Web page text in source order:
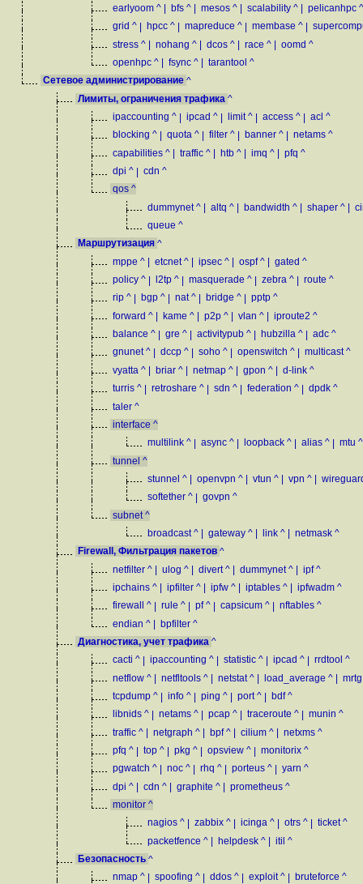
earlyoom ^ bfs ^ mesos ^ scalability ^ pelicanhpc ^
grid ^ | hpcc ^ | mapreduce ^ | membase ^ |
stress ^ | nohang ^ | dcos ^ | race ^ | oomd ^
openhpc ^ fsync ^ tarantool ^
Сетевое администрирование ^
Лимиты, ограничения трафика ^
ipaccounting ^ | ipcad ^ | limit ^ | access ^ | acl ^
blocking ^ | quota ^ | filter ^ | banner ^ | netams ^
capabilities ^ | traffic ^ | htb ^ | imq ^ | pfq ^
dpi ^ | cdn ^
qos ^
dummynet ^ | altq ^ | bandwidth ^ | shaper ^ |
queue ^
Маршрутизация ^
mppe ^ | etcnet ^ | ipsec ^ | ospf ^ | gated ^
policy ^ | l2tp ^ | masquerade ^ | zebra ^ | route ^
rip ^ | bgp ^ | nat ^ | bridge ^ | pptp ^
forward ^ | kame ^ | p2p ^ | vlan ^ | iproute2 ^
balance ^ | gre ^ | activitypub ^ | hubzilla ^ | adc ^
gnunet ^ | dccp ^ | soho ^ | openswitch ^ | multicast ^
vyatta ^ | briar ^ | netmap ^ | gpon ^ | d-link ^
turris ^ | retroshare ^ | sdn ^ | federation ^ | dpdk ^
taler ^
interface ^
multilink ^ | async ^ | loopback ^ | alias ^ | mtu ^
tunnel ^
stunnel ^ | openvpn ^ | vtun ^ | vpn ^ |
softether ^ | govpn ^
subnet ^
broadcast ^ gateway ^ link ^ netmask ^
Firewall, Фильтрация пакетов ^
netfilter ^ | ulog ^ | divert ^ | dummynet ^ | ipf ^
ipchains ^ ipfilter ^ ipfw ^ iptables ^ ipfwadm ^
firewall
^ | rule ^ | pf ^ | capsicum ^ | nftables ^
endian ^ | bpfilter ^
Диагностика, учет трафика ^
cacti ^ | ipaccounting ^ | statistic ^ | ipcad ^ | rrdtool ^
netflow ^ | netfltools ^ | netstat ^ | load_average ^ | mrtg
tcpdump ^ | info ^ | ping ^ | port ^ | bdf ^
libnids ^ | netams ^ | pcap ^ | traceroute ^ | munin ^
traffic ^ | netgraph ^ | bpf ^ | cilium ^ | netxms ^
pfq ^ | top ^ | pkg ^ | opsview ^ | monitorix ^
pgwatch ^ | noc ^ | rhq ^ | porteus ^ | yarn ^
dpi ^ | cdn ^ | graphite ^ | prometheus ^
monitor ^
nagios ^ | zabbix ^ | icinga ^ | otrs ^ | ticket ^
packetfence ^ | helpdesk ^ | itil ^
Безопасность ^
nmap ^ | spoofing ^ | ddos ^ | exploit ^ | bruteforce ^